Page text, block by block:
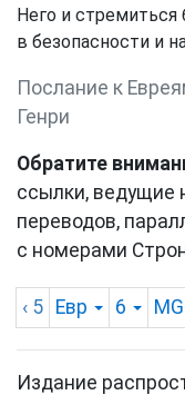
Него и
в безопасности и
Послание к
Генри
Обратите
ссылки, ведущие
переводов,
с номерами
‹ 5 Евр 6
Издание